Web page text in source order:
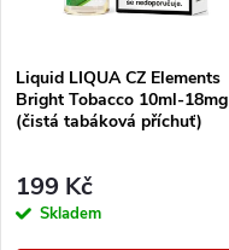
p
r
o
s
p
r
Liquid LIQUA CZ Elements
Bright Tobacco 10ml-18mg
(čistá tabáková příchuť)
199 Kč
Skladem